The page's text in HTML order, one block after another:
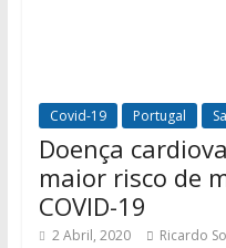
Covid-19 Portugal
Doença
maior risco de
COVID-19
2 Abril, 2020 Ricardo